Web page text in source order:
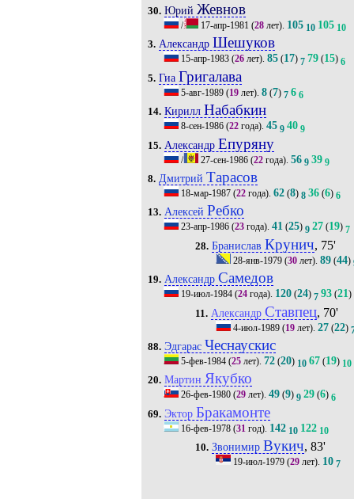
30. Юрий Жевнов
/ 17-апр-1981 (28лет). 105 10 105 10
3. Александр Шешуков
15-апр-1983(26лет). 85(17) 7 79(15) 6
5. Гиа Григалава
5-авг-1989(19лет). 8(7) 7 6 6
14. Кирилл Набабкин
8-сен-1986(22года). 45 9 40 9
15. Александр Епуряну
/ 27-сен-1986(22года). 56 9 39 9
8. Дмитрий Тарасов
18-мар-1987(22года). 62(8) 8 36(6) 6
13. Алексей Ребко
23-апр-1986(23года). 41(25) 9 27(19) 7
28. Бранислав Крунич, 75'
28-янв-1979 (30 лет).89 (44)
19. Александр Самедов
19-июл-1984(24года). 120(24) 7 93(21)
11. Александр Ставпец, 70'
4-июл-1989 (19 лет).27 (22)
88. Эдгарас Чеснаускис
5-фев-1984(25лет). 72(20) 10 67(19) 10
20. Мартин Якубко
26-фев-1980(29лет). 49(9) 9 29(6) 6
69. Эктор Бракамонте
16-фев-1978(31 год). 142 10 122 10
10. Звонимир Вукич, 83'
19-июл-1979 (29 лет). 10 7